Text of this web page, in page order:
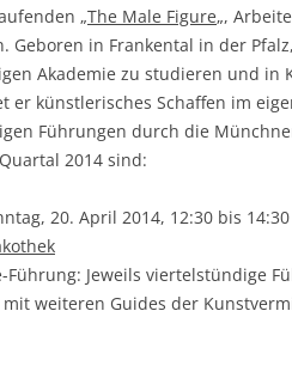
„The Male Figure„,
Geboren in Frankental in der
Akademie zu studieren und in
er künstlerisches Schaffen im
Führungen durch die
2014 sind:
20. April 2014, 12:30 bis
Führung: Jeweils viertelstündige
mit weiteren Guides der